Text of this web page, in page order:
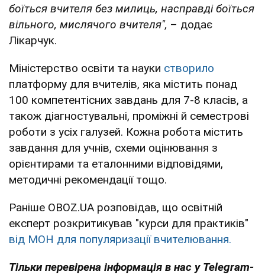
боїться вчителя без милиць, насправді боїться
вільного, мислячого вчителя", – додає
Лікарчук.
Міністерство освіти та науки створило
платформу для вчителів, яка містить понад
100 компетентісних завдань для 7-8 класів, а
також діагностувальні, проміжні й семестрові
роботи з усіх галузей. Кожна робота містить
завдання для учнів, схеми оцінювання з
орієнтирами та еталонними відповідями,
методичні рекомендації тощо.
Раніше OBOZ.UA розповідав, що освітній
експерт розкритикував "курси для практиків"
від МОН для популяризації вчителювання.
Тільки перевірена інформація в нас у Telegram-